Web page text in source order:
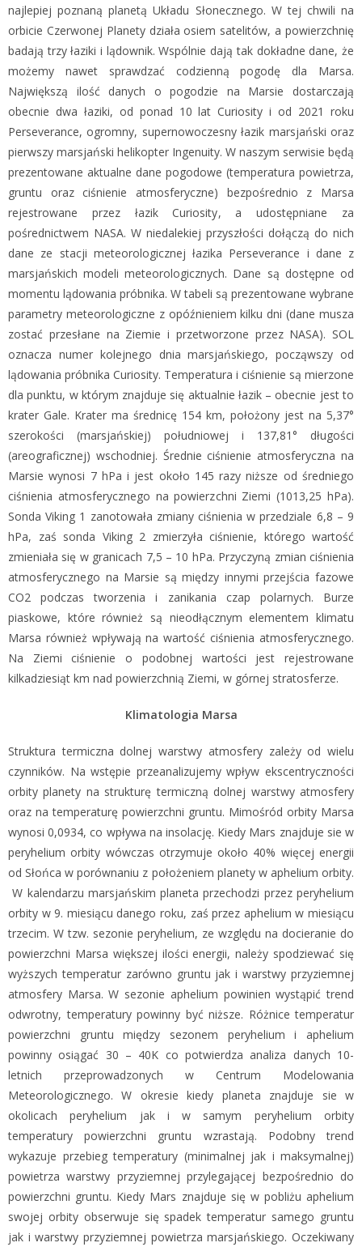
najlepiej poznaną planetą Układu Słonecznego. W tej chwili na
orbicie Czerwonej Planety działa osiem satelitów, a powierzchnię
badają trzy łaziki i lądownik. Wspólnie dają tak dokładne dane, że
możemy nawet sprawdzać codzienną pogodę dla Marsa.
Największą ilość danych o pogodzie na Marsie dostarczają
obecnie dwa łaziki, od ponad 10 lat Curiosity i od 2021 roku
Perseverance, ogromny, supernowoczesny łazik marsjański oraz
pierwszy marsjański helikopter Ingenuity. W naszym serwisie będą
prezentowane aktualne dane pogodowe (temperatura powietrza,
gruntu oraz ciśnienie atmosferyczne) bezpośrednio z Marsa
rejestrowane przez łazik Curiosity, a udostępniane za
pośrednictwem NASA. W niedalekiej przyszłości dołączą do nich
dane ze stacji meteorologicznej łazika Perseverance i dane z
marsjańskich modeli meteorologicznych. Dane są dostępne od
momentu lądowania próbnika. W tabeli są prezentowane wybrane
parametry meteorologiczne z opóźnieniem kilku dni (dane musza
zostać przesłane na Ziemie i przetworzone przez NASA). SOL
oznacza numer kolejnego dnia marsjańskiego, począwszy od
lądowania próbnika Curiosity. Temperatura i ciśnienie są mierzone
dla punktu, w którym znajduje się aktualnie łazik – obecnie jest to
krater Gale. Krater ma średnicę 154 km, położony jest na 5,37°
szerokości (marsjańskiej) południowej i 137,81° długości
(areograficznej) wschodniej. Średnie ciśnienie atmosferyczna na
Marsie wynosi 7 hPa i jest około 145 razy niższe od średniego
ciśnienia atmosferycznego na powierzchni Ziemi (1013,25 hPa).
Sonda Viking 1 zanotowała zmiany ciśnienia w przedziale 6,8 – 9
hPa, zaś sonda Viking 2 zmierzyła ciśnienie, którego wartość
zmieniała się w granicach 7,5 – 10 hPa. Przyczyną zmian ciśnienia
atmosferycznego na Marsie są między innymi przejścia fazowe
CO2 podczas tworzenia i zanikania czap polarnych. Burze
piaskowe, które również są nieodłącznym elementem klimatu
Marsa również wpływają na wartość ciśnienia atmosferycznego.
Na Ziemi ciśnienie o podobnej wartości jest rejestrowane
kilkadziesiąt km nad powierzchnią Ziemi, w górnej stratosferze.
Klimatologia Marsa
Struktura termiczna dolnej warstwy atmosfery zależy od wielu
czynników. Na wstępie przeanalizujemy wpływ ekscentryczności
orbity planety na strukturę termiczną dolnej warstwy atmosfery
oraz na temperaturę powierzchni gruntu. Mimośród orbity Marsa
wynosi 0,0934, co wpływa na insolację. Kiedy Mars znajduje sie w
peryhelium orbity wówczas otrzymuje około 40% więcej energii
od Słońca w porównaniu z położeniem planety w aphelium orbity.
W kalendarzu marsjańskim planeta przechodzi przez peryhelium
orbity w 9. miesiącu danego roku, zaś przez aphelium w miesiącu
trzecim. W tzw. sezonie peryhelium, ze względu na docieranie do
powierzchni Marsa większej ilości energii, należy spodziewać się
wyższych temperatur zarówno gruntu jak i warstwy przyziemnej
atmosfery Marsa. W sezonie aphelium powinien wystąpić trend
odwrotny, temperatury powinny być niższe. Różnice temperatur
powierzchni gruntu między sezonem peryhelium i aphelium
powinny osiągać 30 – 40K co potwierdza analiza danych 10-
letnich przeprowadzonych w Centrum Modelowania
Meteorologicznego. W okresie kiedy planeta znajduje sie w
okolicach peryhelium jak i w samym peryhelium orbity
temperatury powierzchni gruntu wzrastają. Podobny trend
wykazuje przebieg temperatury (minimalnej jak i maksymalnej)
powietrza warstwy przyziemnej przylegającej bezpośrednio do
powierzchni gruntu. Kiedy Mars znajduje się w pobliżu aphelium
swojej orbity obserwuje się spadek temperatur samego gruntu
jak i warstwy przyziemnej powietrza marsjańskiego. Oczekiwany